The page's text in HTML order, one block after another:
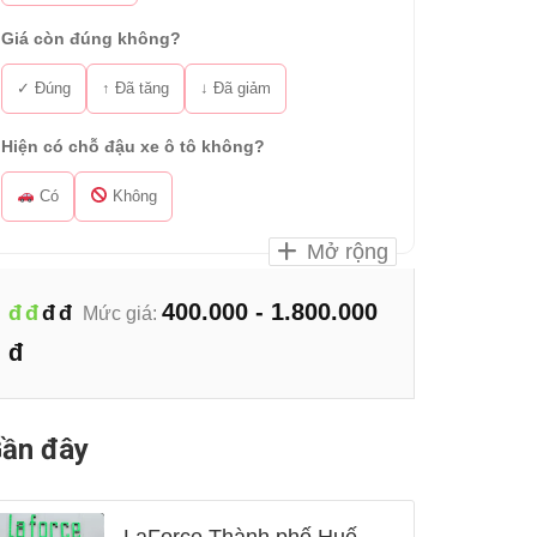
Giá còn đúng không?
✓ Đúng ↑ Đã tăng ↓ Đã giảm
Hiện có chỗ đậu xe ô tô không?
Có Không
Mở rộng
đđđđ Mức giá: 400.000 - 1.800.000
đ
đây